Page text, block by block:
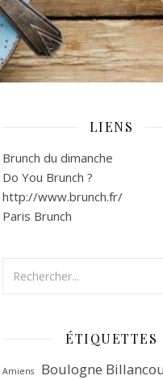
LIENS
Brunch du dimanche
Do You Brunch ?
http://www.brunch.fr/
Paris Brunch
ÉTIQUETTES
Amiens
Boulogne